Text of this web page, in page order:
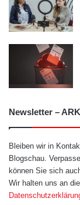
Newsletter –
Bleiben wir in
Blogschau.
können Sie sich
Wir halten uns an